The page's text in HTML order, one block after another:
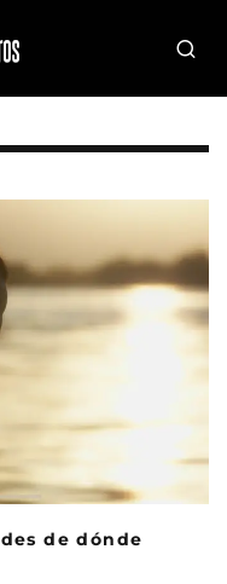
de dónde